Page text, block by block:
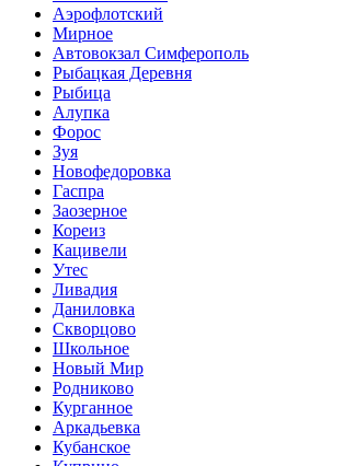
Аэрофлотский
Мирное
Автовокзал Симферополь
Рыбацкая Деревня
Рыбица
Алупка
Форос
Зуя
Новофедоровка
Гаспра
Заозерное
Кореиз
Кацивели
Утес
Ливадия
Даниловка
Скворцово
Школьное
Новый Мир
Родниково
Курганное
Аркадьевка
Кубанское